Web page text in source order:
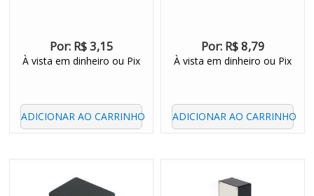
Por: R$ 3,15
À vista em dinheiro ou Pix
ADICIONAR AO CARRINHO
Por: R$ 8,79
À vista em dinheiro ou Pix
ADICIONAR AO CARRINHO